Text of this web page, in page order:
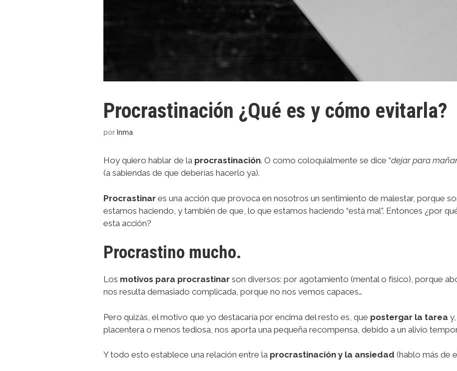
Procrastinación ¿Qué es y cómo evitarla?
por Inma
Hoy quiero hablar de la procrastinación. O como coloquialmente se dice “dejar para
(a sabiendas de que deberías hacerlo ya).
Procrastinar es una acción que provoca en nosotros un sentimiento de malestar, porque
estamos haciendo, y también de que, lo que estamos haciendo “está mal”. Entonces ¿por
esta acción?
Procrastino mucho.
Los motivos para procrastinar son diversos: por agotamiento (mental o físico), porque
nos resulta demasiado complicada, porque no nos vemos capaces…
Pero quizás, el motivo que yo destacaría por encima del resto es, que postergar la tarea
placentera o menos tediosa, nos aporta una pequeña recompensa, debido a un alivio
Y todo esto establece una relación entre la procrastinación y la ansiedad (hablo más de